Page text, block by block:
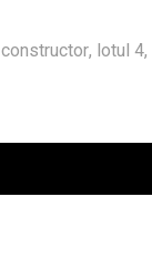
constructor, lotul 4,